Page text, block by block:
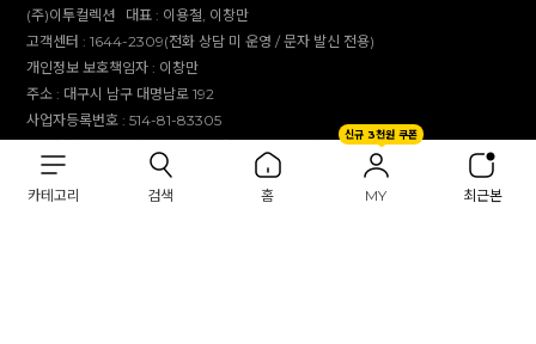
카테고리 검색 홈
신규 3천원 쿠폰
MY 최근본
(주)이투컬렉션 대표 : 이용철, 이창만
고객센터 :1644-2309(전화 상담 미 운영 / 문자 발신 전용)
개인정보 보호책임자 : 이창만
주소 : 대구시 남구 대명남로 192
사업자등록번호 :514-81-83305
제안 문의 : e2co@dailylike.co.kr
대량 구매 문의 : e2sales@dailylike.co.kr